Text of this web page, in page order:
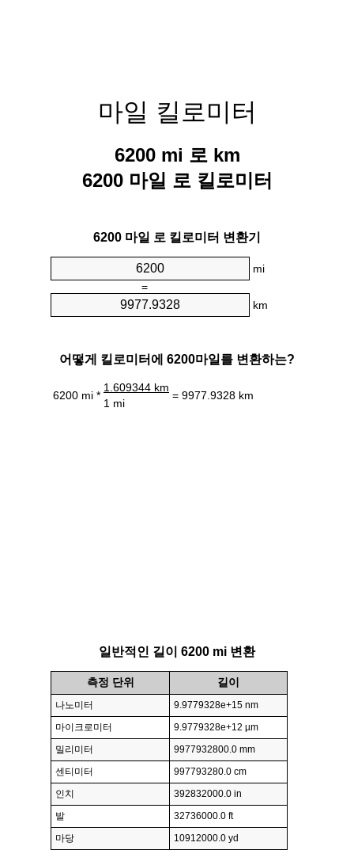
마일 킬로미터
6200 mi 로 km
6200 마일 로 킬로미터
6200 마일 로 킬로미터 변환기
mi
=
km
어떻게 킬로미터에 6200마일를 변환하는?
6200 mi *
1.609344 km
= 9977.9328 km
1 mi
일반적인 길이 6200 mi 변환
측정 단위 길이
나노미터
9.9779328e+15 nm
마이크로미터
9.9779328e+12 µm
밀리미터
9977932800.0 mm
센티미터
997793280.0 cm
인치
392832000.0 in
발
32736000.0 ft
마당
10912000.0 yd